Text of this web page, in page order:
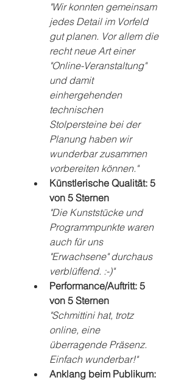
"Wir konnten gemeinsam
jedes Detail im Vorfeld
gut planen. Vor allem die
recht neue Art einer
"Online-Veranstaltung"
und damit
einhergehenden
technischen
Stolpersteine bei der
Planung haben wir
wunderbar zusammen
vorbereiten können."
Künstlerische Qualität: 5
von 5 Sternen
"Die Kunststücke und
Programmpunkte waren
auch für uns
"Erwachsene" durchaus
verblüffend. :-)"
Performance/Auftritt: 5
von 5 Sternen
"Schmittini hat, trotz
online, eine
überragende Präsenz.
Einfach wunderbar!"
Anklang beim Publikum: